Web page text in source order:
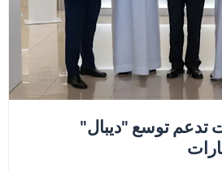
تدعم توسع "ديبال"